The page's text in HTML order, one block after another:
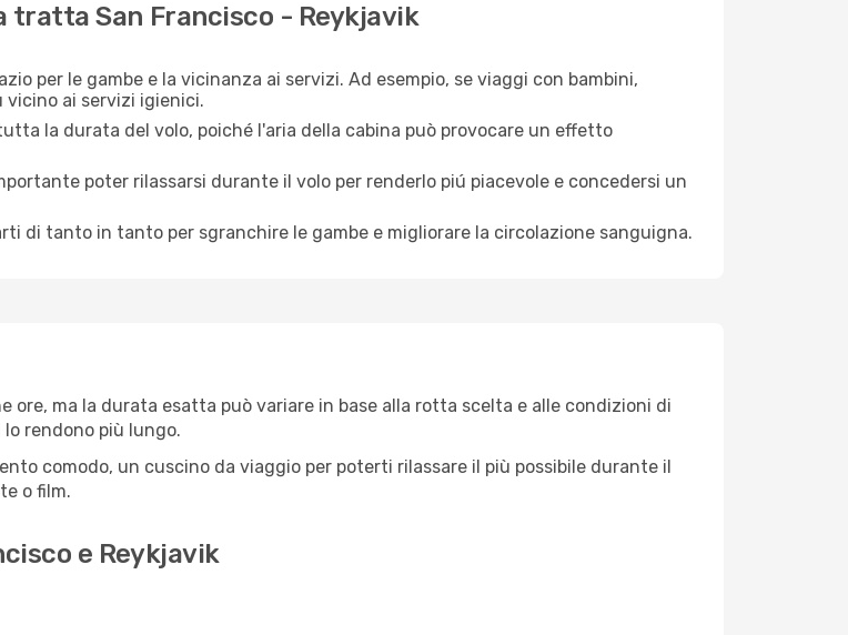
tratta San Francisco - Reykjavik
per le gambe e la vicinanza ai servizi. Ad esempio, se viaggi con bambini,
vicino ai servizi igienici.
la durata del volo, poiché l'aria della cabina può provocare un effetto
poter rilassarsi durante il volo per renderlo piú piacevole e concedersi un
di tanto in tanto per sgranchire le gambe e migliorare la circolazione sanguigna.
ore, ma la durata esatta può variare in base alla rotta scelta e alle condizioni di
rendono più lungo.
comodo, un cuscino da viaggio per poterti rilassare il più possibile durante il
o film.
e Reykjavik